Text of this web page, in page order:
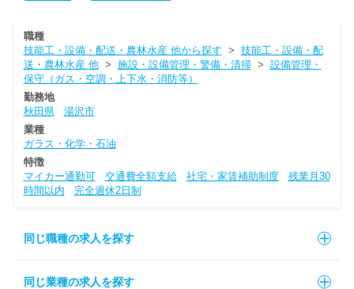
職種
技能工・設備・配送・農林水産 他から探す > 技能工・設備・配
送・農林水産 他> 施設・設備管理・警備・清掃> 設備管理・
保守（ガス・空調・上下水・消防等）
勤務地
秋田県
湯沢市
業種
ガラス・化学・石油
特徴
マイカー通勤可
交通費全額支給 社宅・家賃補助制度
残業月30
時間以内
完全週休2日制
同じ職種の求人を探す
同じ業種の求人を探す